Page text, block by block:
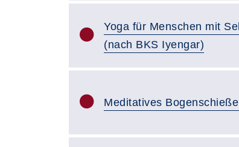
Yoga für Menschen mit
(nach BKS Iyengar)
Meditatives